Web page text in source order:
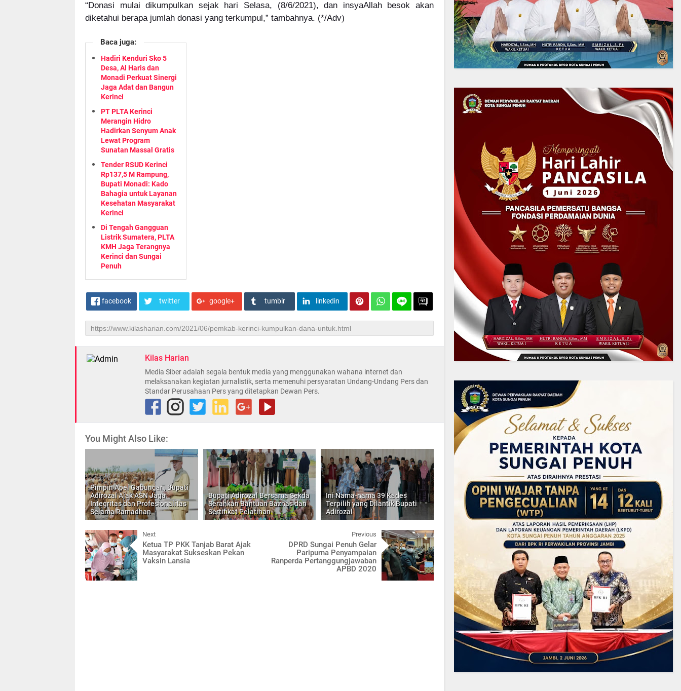
“Donasi mulai dikumpulkan sejak hari Selasa, (8/6/2021), dan insyaAllah besok akan
diketahui berapa jumlah donasi yang terkumpul,” tambahnya. (*/Adv)
Baca juga:
Hadiri Kenduri Sko 5
Desa, Al Haris dan
Monadi Perkuat Sinergi
Jaga Adat dan Bangun
Kerinci
PT PLTA Kerinci
Merangin Hidro
Hadirkan Senyum Anak
Lewat Program
Sunatan Massal Gratis
Tender RSUD Kerinci
Rp137,5 M Rampung,
Bupati Monadi: Kado
Bahagia untuk Layanan
Kesehatan Masyarakat
Kerinci
Di Tengah Gangguan
Listrik Sumatera, PLTA
KMH Jaga Terangnya
Kerinci dan Sungai
Penuh
facebook twitter google+ tumblr linkedin
Kilas Harian
Media Siber adalah segala bentuk media yang menggunakan wahana internet dan
melaksanakan kegiatan jurnalistik, serta memenuhi persyaratan Undang-Undang Pers dan
Standar Perusahaan Pers yang ditetapkan Dewan Pers.
You Might Also Like:
Pimpin Apel Gabungan, Bupati
Adirozal Ajak ASN Jaga
Integritas dan Profesionalitas
Selama Ramadhan
Bupati Adirozal Bersama Sekda
Serahkan Bantuan Baznas dan
Sertifikat Pelatihan
Ini Nama-nama 39 Kades
Terpilih yang Dilantik Bupati
Adirozal
Next
Ketua TP PKK Tanjab Barat Ajak
Masyarakat Sukseskan Pekan
Vaksin Lansia
Previous
DPRD Sungai Penuh Gelar
Paripurna Penyampaian
Ranperda Pertanggungjawaban
APBD 2020